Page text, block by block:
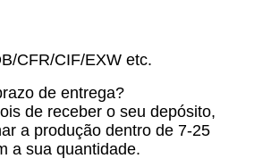
CFR/CIF/EXW etc.
de entrega?
de receber o seu depósito,
a produção dentro de 7-25
a sua quantidade.